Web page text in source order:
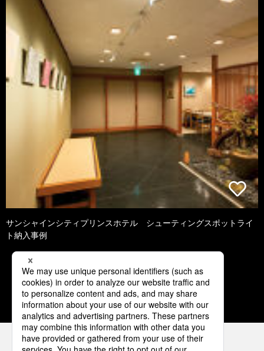
サンシャインシティプリンスホテル シューティングスポットライ
ト納入事例
1 2 3 4 5
パナソニックの電気設備 SNSアカウント